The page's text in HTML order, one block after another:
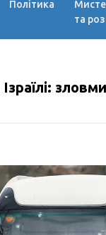
Політика
та